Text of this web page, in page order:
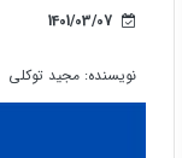
1401/03/07
نویسنده: مجید توکلی